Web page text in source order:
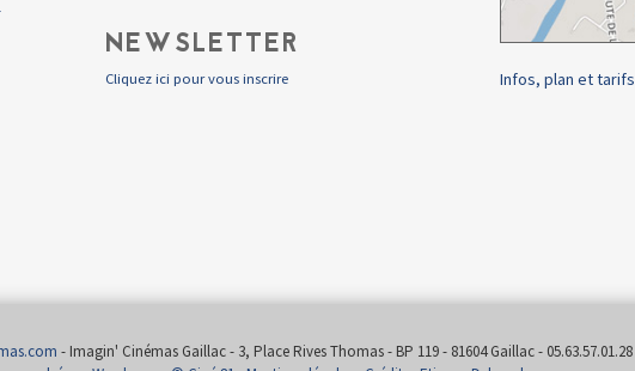
NEWSLETTER
Cliquez ici pour vous inscrire Infos, plan et tarifs
- Imagin' Cinémas Gaillac - 3, Place Rives Thomas - BP 119 - 81604 Gaillac - 05.63.57.01.28